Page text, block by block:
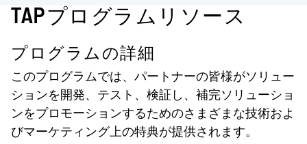
TAPプログラムリソース
プログラムの詳細
このプログラムでは、パートナーの皆様がソリュー
ションを開発、テスト、検証し、補完ソリューショ
ンをプロモーションするためのさまざまな技術およ
びマーケティング上の特典が提供されます。